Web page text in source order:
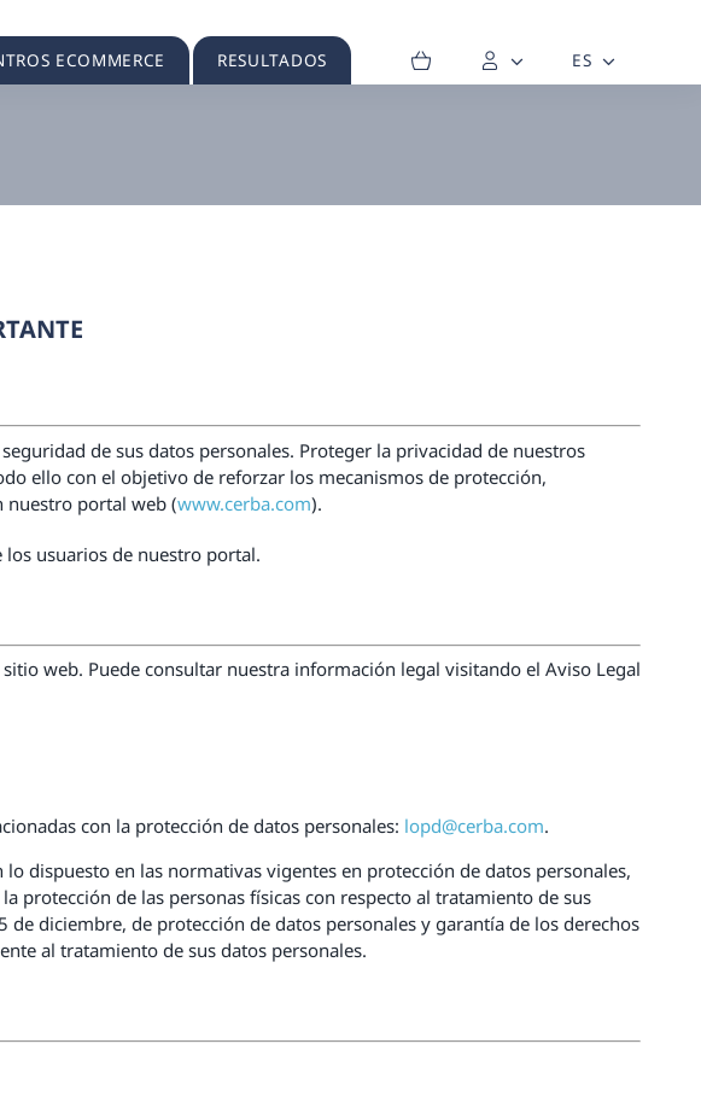
ECOMMERCE RESULTADOS ES
de sus datos personales. Proteger la privacidad de nuestros
ello con el objetivo de reforzar los mecanismos de protección,
nuestro portal web (www.cerba.com).
usuarios de nuestro portal.
web. Puede consultar nuestra información legal visitando el Aviso Legal
con la protección de datos personales: lopd@cerba.com.
dispuesto en las normativas vigentes en protección de datos personales,
protección de las personas físicas con respecto al tratamiento de sus
de diciembre, de protección de datos personales y garantía de los derechos
al tratamiento de sus datos personales.